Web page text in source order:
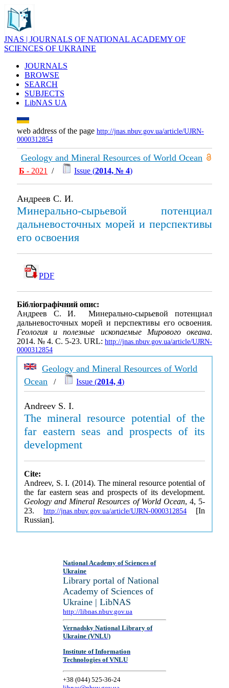
JNAS | JOURNALS OF NATIONAL ACADEMY OF
SCIENCES OF UKRAINE
JOURNALS
BROWSE
SEARCH
SUBJECTS
LibNAS UA
web address of the page http://jnas.nbuv.gov.ua/article/UJRN-
0000312854
Geology and Mineral Resources of World Ocean
Б - 2021 / Issue (2014, № 4)
Андреев С. И.
Минерально-сырьевой потенциал
дальневосточных морей и перспективы
его освоения
PDF
Бібліографічний опис:
Андреев С. И. Минерально-сырьевой потенциал
дальневосточных морей и перспективы его освоения.
Геология и полезные ископаемые Мирового океана.
2014. № 4. С. 5-23. URL: http://jnas.nbuv.gov.ua/article/UJRN-
0000312854
Geology and Mineral Resources of World
Ocean / Issue (2014, 4)
Andreev S. I.
The mineral resource potential of the
far eastern seas and prospects of its
development
Cite:
Andreev, S. I. (2014). The mineral resource potential of
the far eastern seas and prospects of its development.
Geology and Mineral Resources of World Ocean, 4, 5-
23. http://jnas.nbuv.gov.ua/article/UJRN-0000312854 [In
Russian].
National Academy of Sciences of
Ukraine
Library portal of National
Academy of Sciences of
Ukraine | LibNAS
http://libnas.nbuv.gov.ua
Vernadsky National Library of
Ukraine (VNLU)
Institute of Information
Technologies of VNLU
+38 (044) 525-36-24